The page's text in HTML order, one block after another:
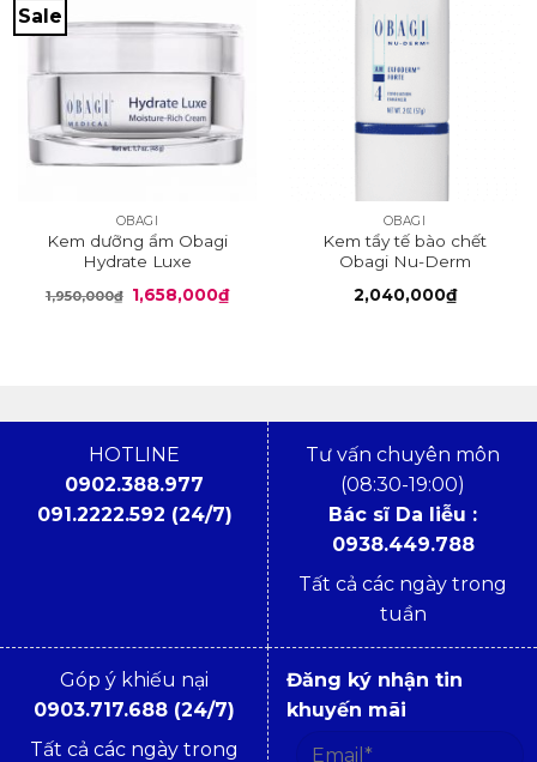
Sale
OBAGI
Kem dưỡng ẩm Obagi
Hydrate Luxe
1,950,000₫ Giá
gốc
1,658,000₫Giá
hiện
OBAGI
Kem tẩy tế bào chết
Obagi Nu-Derm
2,040,000₫
HOTLINE
0902.388.977
091.2222.592 (24/7)
Tư vấn chuyên môn
(08:30-19:00)
Bác sĩ Da liễu :
0938.449.788
Tất cả các ngày trong
tuần
Góp ý khiếu nại
0903.717.688 (24/7)
Tất cả các ngày trong
Đăng ký nhận tin
khuyến mãi